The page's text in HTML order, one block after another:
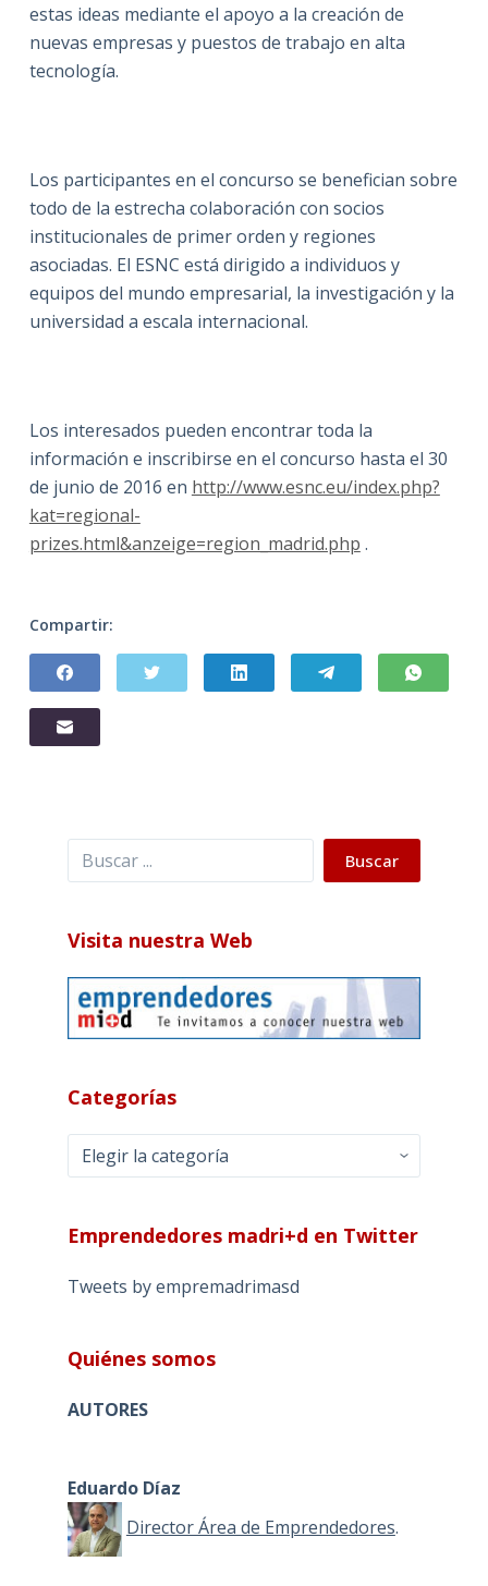
estas ideas mediante el apoyo a la creación de
nuevas empresas y puestos de trabajo en alta
tecnología.
Los participantes en el concurso se benefician sobre
todo de la estrecha colaboración con socios
institucionales de primer orden y regiones
asociadas. El ESNC está dirigido a individuos y
equipos del mundo empresarial, la investigación y la
universidad a escala internacional.
Los interesados pueden encontrar toda la
información e inscribirse en el concurso hasta el 30
de junio de 2016 en http://www.esnc.eu/index.php?
kat=regional-
prizes.html&anzeige=region_madrid.php .
Compartir:
Buscar Buscar
Visita nuestra Web
Categorías
Categorías
Emprendedores madri+d en Twitter
Tweets by empremadrimasd
Quiénes somos
AUTORES
Eduardo Díaz
Director Área de Emprendedores.